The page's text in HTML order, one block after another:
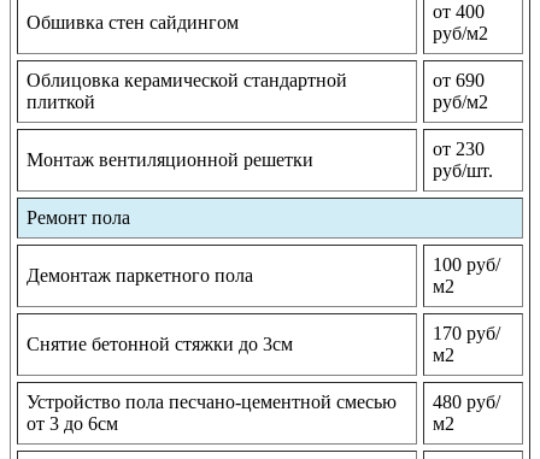
Обшивка стен сайдингом
от 400
руб/м2
Облицовка керамической стандартной
плиткой
от 690
руб/м2
Монтаж вентиляционной решетки
от 230
руб/шт.
Ремонт пола
Демонтаж паркетного пола
100 руб/
м2
Снятие бетонной стяжки до 3см
170 руб/
м2
Устройство пола песчано-цементной смесью
от 3 до 6см
480 руб/
м2